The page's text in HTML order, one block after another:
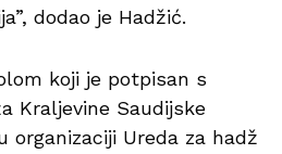
dodao je Hadžić.
koji je potpisan s
Kraljevine Saudijske
organizaciji Ureda za hadž